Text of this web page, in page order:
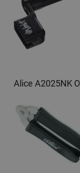
Alice A2025NK